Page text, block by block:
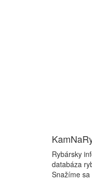
Rybársky
databáza
Snažíme